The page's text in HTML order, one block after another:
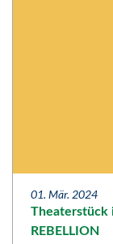
01. Mär. 2024
Theaterstück
REBELLION